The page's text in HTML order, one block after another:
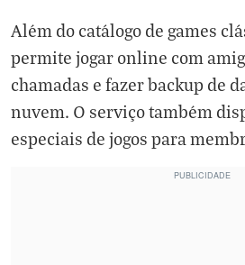
Além do catálogo de games
permite jogar online com
chamadas e fazer backup de
nuvem. O serviço também
especiais de jogos para